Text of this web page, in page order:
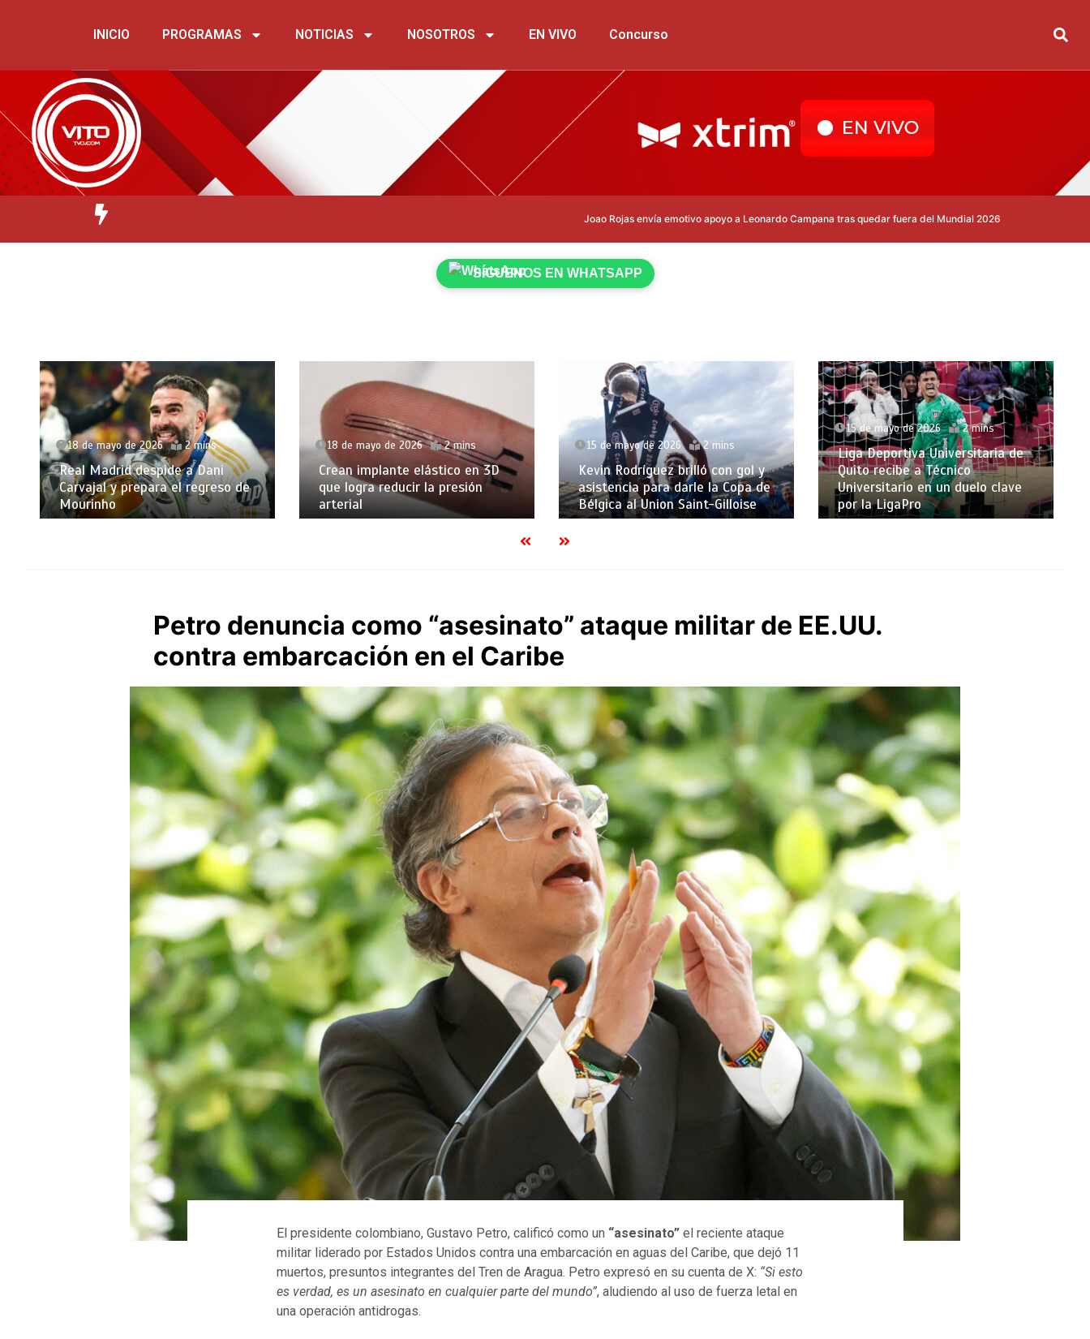
INICIO PROGRAMAS NOTICIAS NOSOTROS EN VIVO Concurso
Joao Rojas envía emotivo apoyo a Leonardo Campana tras quedar fuera del Mundial 2026 Real Madrid despide a
SÍGUENOS EN WHATSAPP
18 de mayo de 2026 2 mins
Real Madrid despide a Dani
Carvajal y prepara el regreso de
Mourinho
18 de mayo de 2026 2 mins
Crean implante elástico en 3D
que logra reducir la presión
arterial
15 de mayo de 2026 2 mins
Kevin Rodríguez brilló con gol y
asistencia para darle la Copa de
Bélgica al Union Saint-Gilloise
15 de mayo de 2026 2 mins
Liga Deportiva Universitaria de
Quito recibe a Técnico
Universitario en un duelo clave
por la LigaPro
Petro denuncia como “asesinato” ataque militar de EE.UU.
contra embarcación en el Caribe
El presidente colombiano, Gustavo Petro, calificó como un “asesinato”el reciente ataque
militar liderado por Estados Unidos contra una embarcación en aguas del Caribe, que dejó 11
muertos, presuntos integrantes del Tren de Aragua. Petro expresó en su cuenta de X: “Si esto
es verdad, es un asesinato en cualquier parte del mundo”, aludiendo al uso de fuerza letal en
una operación antidrogas.